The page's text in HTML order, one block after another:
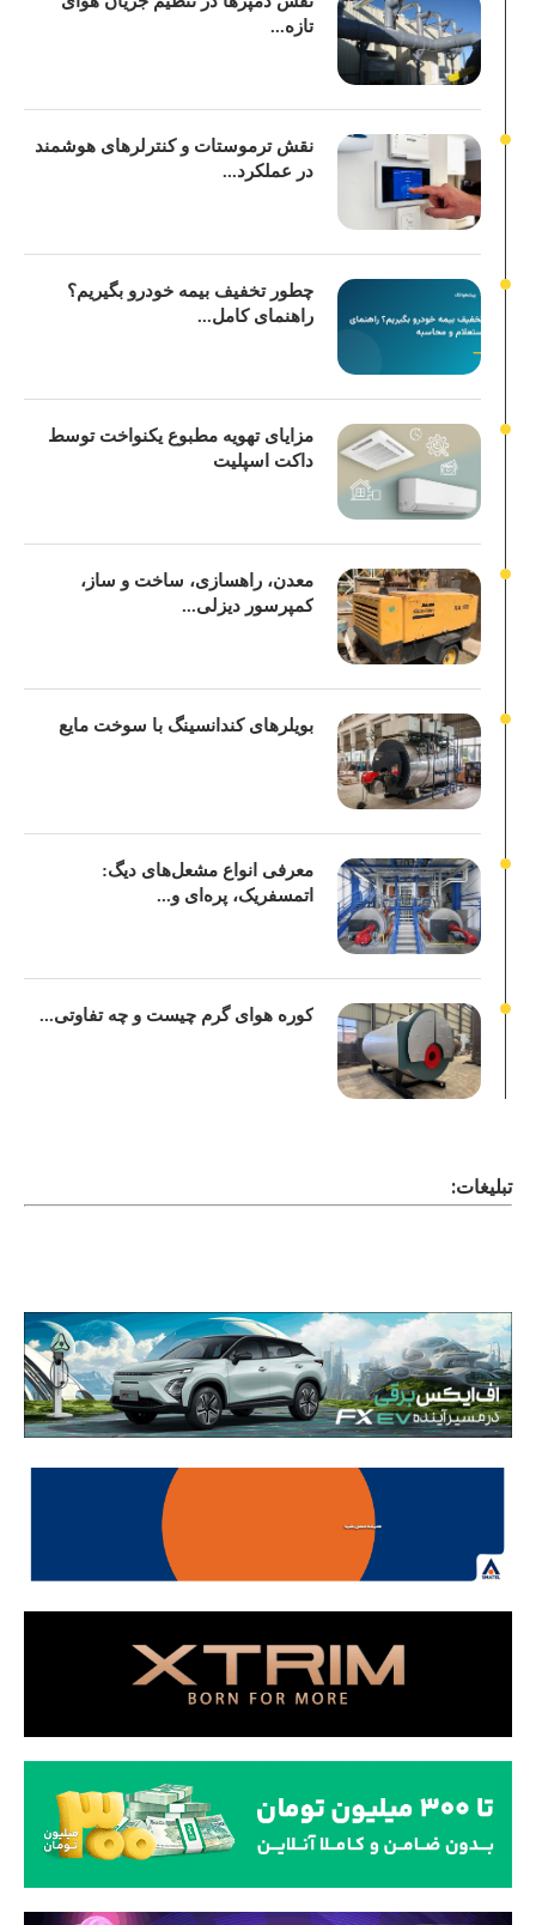
تازه...
نقش ترموستات و کنترلرهای هوشمند
در عملکرد...
چطور تخفیف بیمه خودرو بگیریم؟
راهنمای کامل...
مزایای تهویه مطبوع یکنواخت توسط
داکت اسپلیت
معدن، راهسازی، ساخت و ساز،
کمپرسور دیزلی...
بویلرهای کندانسینگ با سوخت مایع
معرفی انواع مشعل‌های دیگ:
اتمسفریک، پره‌ای و...
کوره هوای گرم چیست و چه تفاوتی...
تبلیغات: